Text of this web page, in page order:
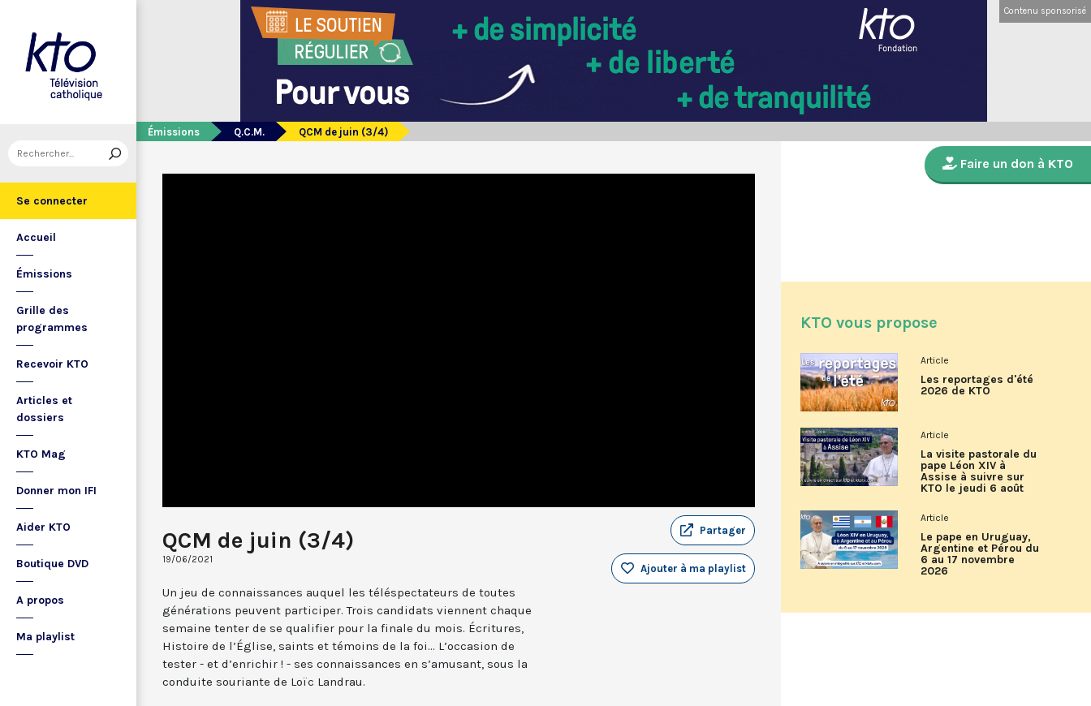
Se connecter
Accueil
Émissions
Grille des
programmes
Recevoir KTO
Articles et
dossiers
KTO Mag
Donner mon IFI
Aider KTO
Boutique DVD
A propos
Ma playlist
Contenu sponsorisé
Émissions Q.C.M. QCM de juin (3/4)
QCM de juin (3/4)
19/06/2021
Partager
Ajouter à ma playlist
Un jeu de connaissances auquel les téléspectateurs de toutes
générations peuvent participer. Trois candidats viennent chaque
semaine tenter de se qualifier pour la finale du mois. Écritures,
Histoire de l’Église, saints et témoins de la foi... L’occasion de
tester - et d’enrichir ! - ses connaissances en s’amusant, sous la
conduite souriante de Loïc Landrau.
Faire un don à KTO
KTO vous propose
Article
Les reportages d'été
2026 de KTO
Article
La visite pastorale du
pape Léon XIV à
Assise à suivre sur
KTO le jeudi 6 août
Article
Le pape en Uruguay,
Argentine et Pérou du
6 au 17 novembre
2026